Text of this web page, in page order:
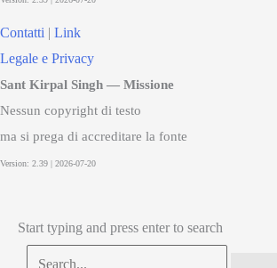
Contatti | Link
Legale e Privacy
Sant Kirpal Singh — Missione
Nessun copyright di testo
ma si prega di accreditare la fonte
Start typing and press enter to search
Search...